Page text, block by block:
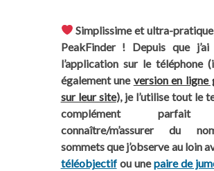
Simplissime et ultra-
PeakFinder ! Depuis que j’ai
l’application sur le téléphone
également une version en ligne
sur leur site), je l’utilise tout le
complément parfait
connaître/m’assurer du
sommets que j’observe au loin
téléobjectifou unepaire de
Vous aimez notre blog
pouvez nous aider !
Sur Trace Ta Route, nous
contenu intégralement gratuit et
(aucun article rémunéré !) mais
coût pour nous (frais de